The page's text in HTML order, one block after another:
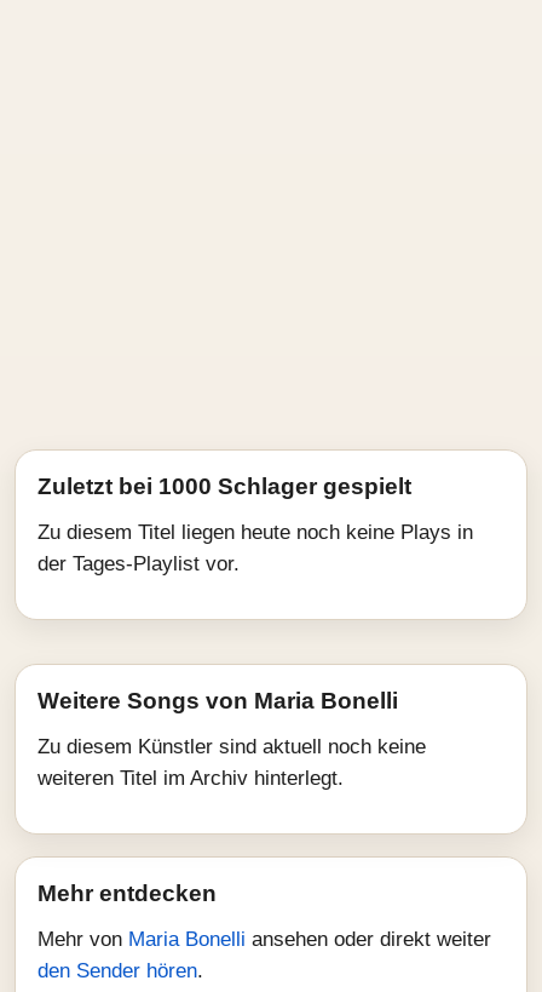
Zuletzt bei 1000 Schlager gespielt
Zu diesem Titel liegen heute noch keine Plays in
der Tages-Playlist vor.
Weitere Songs von Maria Bonelli
Zu diesem Künstler sind aktuell noch keine
weiteren Titel im Archiv hinterlegt.
Mehr entdecken
Mehr von Maria Bonelli ansehen oder direkt weiter
den Sender hören.